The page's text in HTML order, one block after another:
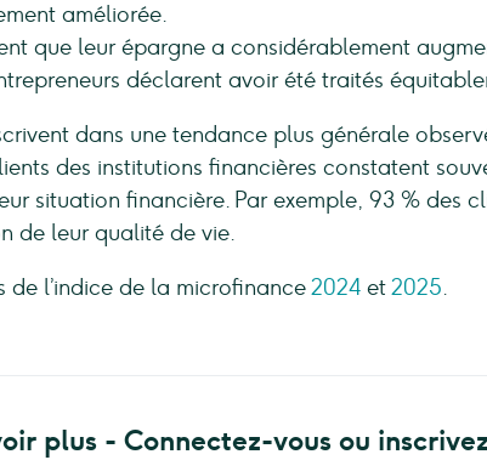
améliorée.
que leur épargne a considérablement
déclarent avoir été traités
dans une tendance plus générale
des institutions financières constatent
situation financière. Par exemple, 93 % des
de leur qualité de vie.
de l’indice de la microfinance2024 et2025.
plus - Connectez-vous ou